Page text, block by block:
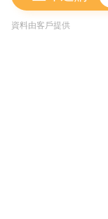
資料由客戶提供